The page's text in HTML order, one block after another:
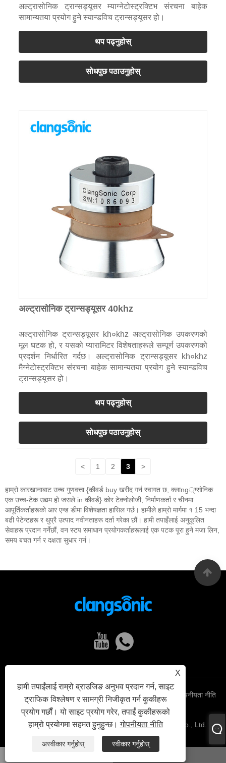
अल्ट्रासोनिक ट्रान्सड्यूसर म्याग्नेटोस्ट्रक्टिभ संरचना बाहेक
सामान्यतया प्रयोग हुने स्यान्डविच ट्रान्सड्यूसर हो।
थप पढ्नुहोस्
सोधपुछ पठाउनुहोस्
अल्ट्रासोनिक ट्रान्सड्यूसर 40khz
अल्ट्रासोनिक ट्रान्सड्यूसर kh०khz अल्ट्रासोनिक उपकरणको
मूल घटक हो, र यसको प्यारामिटर विशेषताहरूले सम्पूर्ण उपकरणको
प्रदर्शन निर्धारित गर्दछ। अल्ट्रासोनिक ट्रान्सड्यूसर kh०khz
मैग्नेटोस्ट्रक्टिभ संरचना बाहेक सामान्यतया प्रयोग हुने स्यान्डविच
ट्रान्सड्यूसर हो।
थप पढ्नुहोस्
सोधपुछ पठाउनुहोस्
< 1 2 3 >
हाम्रो कारखानाबाट उच्च गुणवत्ता {कीवर्ड buy खरीद गर्न स्वागत छ, क्लाng्ग्सोनिक
एक उच्च-टेक उद्यम हो जसले in कीवर्ड} कोर टेक्नोलोजी, निर्माणकर्ता र चीनमा
आपूर्तिकर्ताहरूको आर एन्ड डीमा विशेषज्ञता हासिल गर्छ। हामीले हाम्रो मार्गमा १ 15 भन्दा
बढी पेटेन्टहरू र थुप्रै उत्पाद नवीनताहरू दर्ता गरेका छौं। हामी तपाइँलाई अनुकूलित
सेवाहरू प्रदान गर्नेछौं, वन स्टप समाधान प्रयोगकर्ताहरूलाई एक पटक पूरा हुने मजा लिन,
समय बचत गर्न र दक्षता सुधार गर्न।
X
हामी तपाईंलाई राम्रो ब्राउजिङ अनुभव प्रदान गर्न, साइट
ट्राफिक विश्लेषण र सामग्री निजीकृत गर्न कुकीहरू
प्रयोग गर्छौं। यो साइट प्रयोग गरेर, तपाईं कुकीहरूको
हाम्रो प्रयोगमा सहमत हुनुहुन्छ।गोपनीयता नीति
अस्वीकार गर्नुहोस्
स्वीकार गर्नुहोस्
Links Sitemap RSS XML गोपनीयता नीति
प्रतिलिपि अधिकार © 2022 Yuhuan Clangsonic Ultrasonic Co., Ltd. सबै
अधिकार सुरक्षित।